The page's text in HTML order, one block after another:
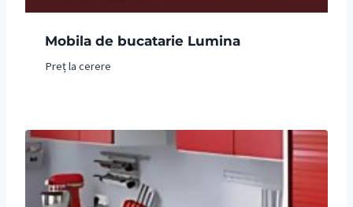
Mobila de bucatarie Lumina
Preț la cerere